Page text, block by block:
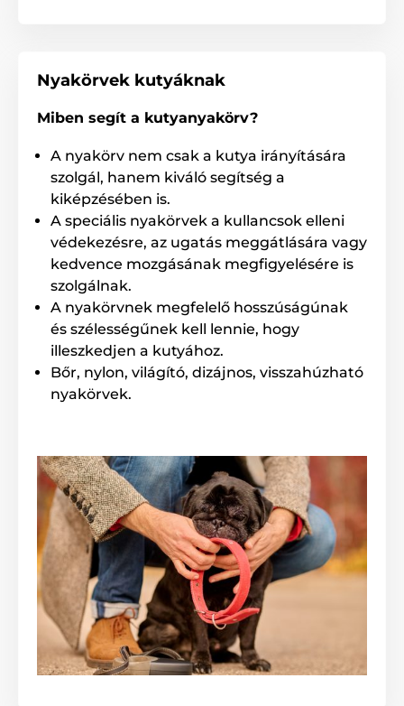
Tartós anyag
Fix rögzítés
Mindennapi használatra
Belül puha bélés
Gyűrű a póráz rögzítéséhez
Több méretben is kapható
A termék hátrányai:
nincs
A csomag tartalma:
Megjegyzés: A kép csak illusztráció.
A műszaki specifikációk előzetes értesítés nélkül
változhatnak. A képek csak illusztrációk.
A termék a következő kategóriákba sorolt
Táplálék és felszerelés Kutyasétáltatás
Kutyanyakörvek
Nyakörvek kutyáknak
Miben segít a kutyanyakörv?
A nyakörv nem csak a kutya irányítására
szolgál, hanem kiváló segítség a
kiképzésében is.
A speciális nyakörvek a kullancsok elleni
védekezésre, az ugatás meggátlására vagy
kedvence mozgásának megfigyelésére is
szolgálnak.
A nyakörvnek megfelelő hosszúságúnak
és szélességűnek kell lennie, hogy
illeszkedjen a kutyához.
Bőr, nylon, világító, dizájnos, visszahúzható
nyakörvek.